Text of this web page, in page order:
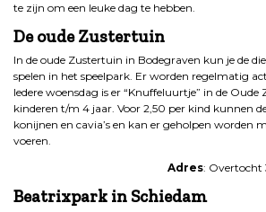
te zijn om een leuke dag te hebben.
De oude Zustertuin
In de oude Zustertuin in Bodegraven kun je de
spelen in het speelpark. Er worden regelmatig
Iedere woensdag is er “Knuffeluurtje” in de
kinderen t/m 4 jaar. Voor 2,50 per kind kunnen
konijnen en cavia’s en kan er geholpen worden
voeren.
Adres: Overtocht
Beatrixpark in Schiedam